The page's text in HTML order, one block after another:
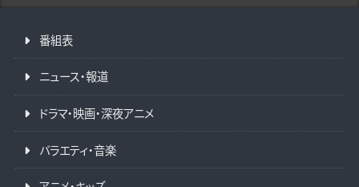
番組表
ニュース・報道
ドラマ・映画・深夜アニメ
バラエティ・音楽